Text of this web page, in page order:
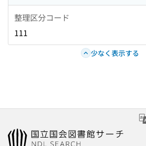
整理区分コード
111
少なく表示する